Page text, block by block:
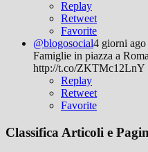
Replay
Retweet
Favorite
@blogosocial4 giorni ago
Famiglie in piazza a
http://t.co/ZKTMc12LnY
Replay
Retweet
Favorite
Classifica Articoli e